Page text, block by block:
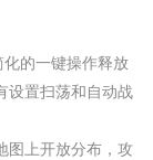
的一键操作释放
设置扫荡和自动战
图上开放分布，攻